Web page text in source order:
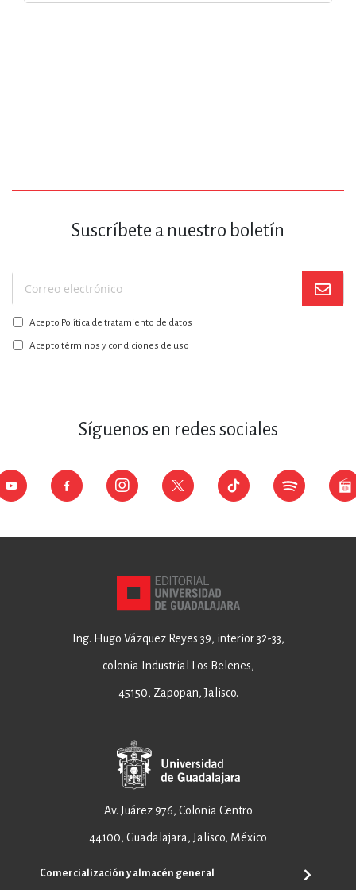
Suscríbete a nuestro boletín
Suscríbase
a
nuestro
boletín:
Acepto Política de tratamiento de datos
Acepto términos y condiciones de uso
Síguenos en redes sociales
Ing. Hugo Vázquez Reyes 39, interior 32-33,
colonia Industrial Los Belenes,
45150, Zapopan, Jalisco.
Av. Juárez 976, Colonia Centro
44100, Guadalajara, Jalisco, México
Comercialización y almacén general